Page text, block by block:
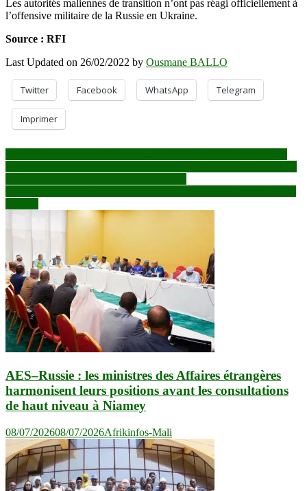
Les autorités maliennes de transition n’ont pas réagi officiellement à
l’offensive militaire de la Russie en Ukraine.
Source : RFI
Last Updated on 26/02/2022 by Ousmane BALLO
Twitter Facebook WhatsApp Telegram
Imprimer
Navigation
de
l’article
AES–Russie : les ministres des Affaires étrangères
harmonisent leurs positions avant les consultations
de haut niveau à Niamey
08/07/202608/07/2026Afrikinfos-Mali